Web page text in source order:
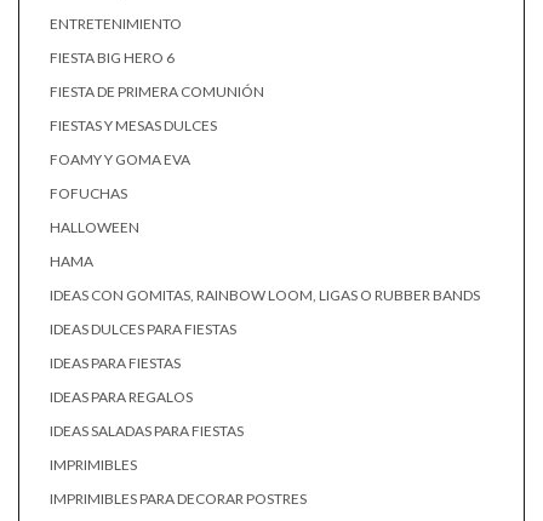
ENTRETENIMIENTO
FIESTA BIG HERO 6
FIESTA DE PRIMERA COMUNIÓN
FIESTAS Y MESAS DULCES
FOAMY Y GOMA EVA
FOFUCHAS
HALLOWEEN
HAMA
IDEAS CON GOMITAS, RAINBOW LOOM, LIGAS O RUBBER BANDS
IDEAS DULCES PARA FIESTAS
IDEAS PARA FIESTAS
IDEAS PARA REGALOS
IDEAS SALADAS PARA FIESTAS
IMPRIMIBLES
IMPRIMIBLES PARA DECORAR POSTRES